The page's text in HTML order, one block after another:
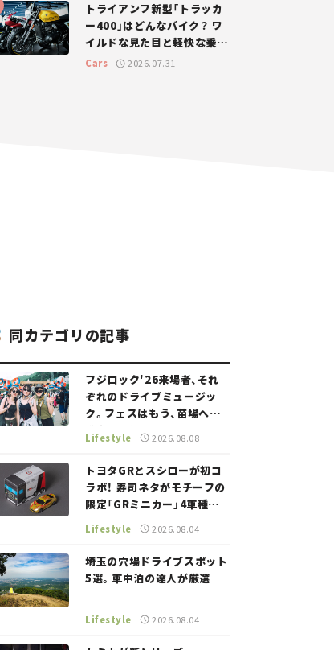
トライアンフ新型「トラッカ
ー400」はどんなバイク？ ワ
イルドな見た目と軽快な乗り
味を両立した400ccフラット
Cars 2026.07.31
同カテゴリの記事
フジロック'26来場者、それ
ぞれのドライブミュージッ
ク。フェスはもう、苗場への
道中から始まっていた。
Lifestyle 2026.08.08
トヨタGRとスシローが初コ
ラボ！ 寿司ネタがモチーフの
限定「GRミニカー」4車種が
登場。入手方法は？【クルマ
とホビー】
Lifestyle 2026.08.04
埼玉の穴場ドライブスポット
5選。車中泊の達人が厳選
Lifestyle 2026.08.04